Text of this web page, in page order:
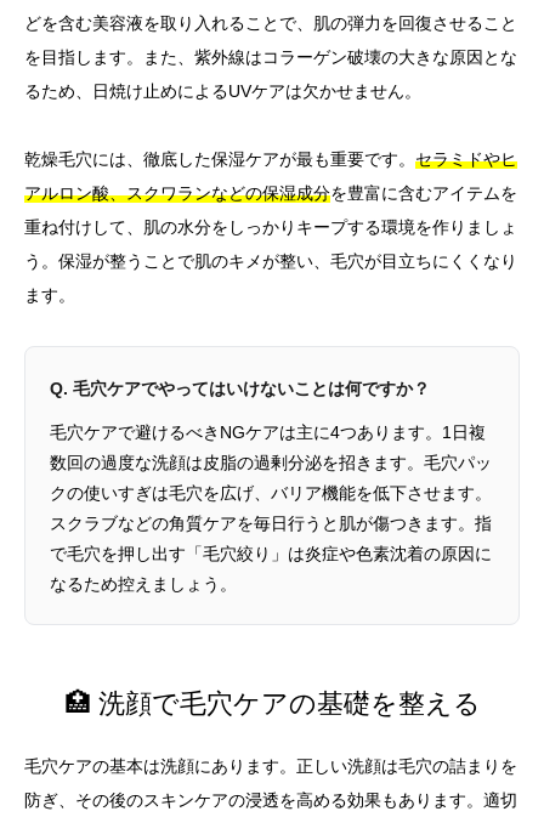
どを含む美容液を取り入れることで、肌の弾力を回復させること
を目指します。また、紫外線はコラーゲン破壊の大きな原因とな
るため、日焼け止めによるUVケアは欠かせません。
乾燥毛穴には、徹底した保湿ケアが最も重要です。 セラミドやヒ
アルロン酸、スクワランなどの保湿成分を豊富に含むアイテムを
重ね付けして、肌の水分をしっかりキープする環境を作りましょ
う。保湿が整うことで肌のキメが整い、毛穴が目立ちにくくなり
ます。
Q. 毛穴ケアでやってはいけないことは何ですか？
毛穴ケアで避けるべきNGケアは主に4つあります。1日複
数回の過度な洗顔は皮脂の過剰分泌を招きます。毛穴パッ
クの使いすぎは毛穴を広げ、バリア機能を低下させます。
スクラブなどの角質ケアを毎日行うと肌が傷つきます。指
で毛穴を押し出す「毛穴絞り」は炎症や色素沈着の原因に
なるため控えましょう。
🏥 洗顔で毛穴ケアの基礎を整える
毛穴ケアの基本は洗顔にあります。正しい洗顔は毛穴の詰まりを
防ぎ、その後のスキンケアの浸透を高める効果もあります。適切